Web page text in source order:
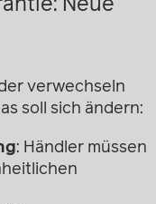
Neue
verwechseln
soll sich ändern:
: Händler müssen